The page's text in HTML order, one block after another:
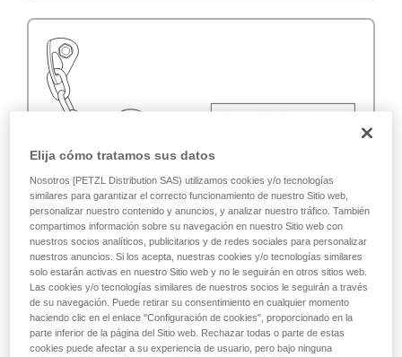
Elija cómo tratamos sus datos
Nosotros [PETZL Distribution SAS) utilizamos cookies y/o tecnologías
similares para garantizar el correcto funcionamiento de nuestro Sitio web,
personalizar nuestro contenido y anuncios, y analizar nuestro tráfico. También
compartimos información sobre su navegación en nuestro Sitio web con
nuestros socios analíticos, publicitarios y de redes sociales para personalizar
nuestros anuncios. Si los acepta, nuestras cookies y/o tecnologías similares
solo estarán activas en nuestro Sitio web y no le seguirán en otros sitios web.
Las cookies y/o tecnologías similares de nuestros socios le seguirán a través
de su navegación. Puede retirar su consentimiento en cualquier momento
haciendo clic en el enlace "Configuración de cookies", proporcionado en la
parte inferior de la página del Sitio web. Rechazar todas o parte de estas
cookies puede afectar a su experiencia de usuario, pero bajo ninguna